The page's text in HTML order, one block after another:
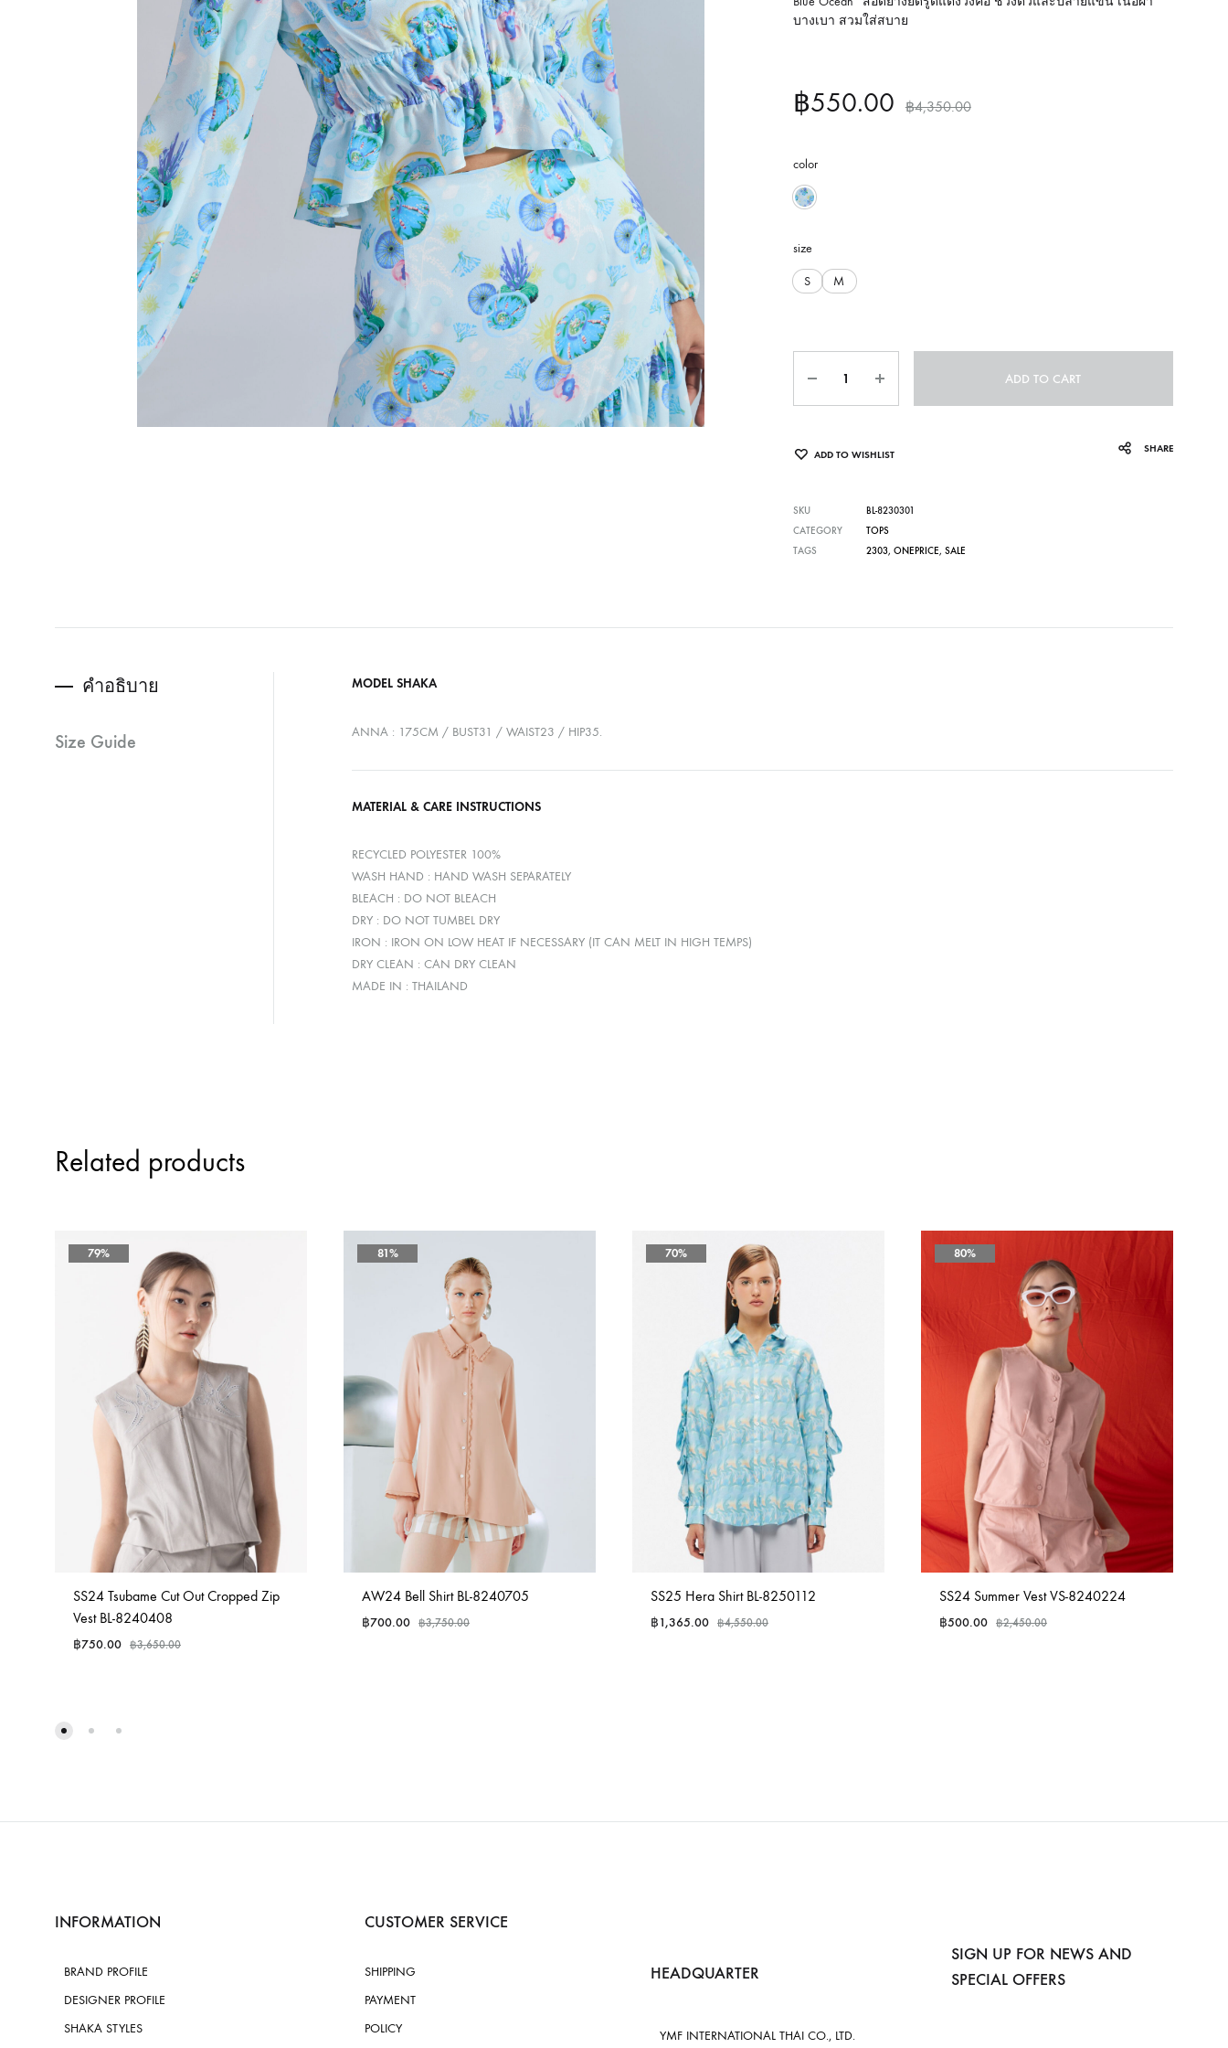
บางเบา สวมใส่สบาย
฿550.00 ฿4,350.00
color
Blue
size
S M
ADD TO CART
ADD TO WISHLIST
SHARE
SKU
BL-8230301
CATEGORY
TOPS
TAGS
2303, ONEPRICE, SALE
คำอธิบาย
Size Guide
MODEL SHAKA
ANNA : 175CM / BUST31 / WAIST23 / HIP35.
MATERIAL & CARE INSTRUCTIONS
RECYCLED POLYESTER 100%
WASH HAND : HAND WASH SEPARATELY
BLEACH : DO NOT BLEACH
DRY : DO NOT TUMBEL DRY
IRON : IRON ON LOW HEAT IF NECESSARY (IT CAN MELT IN HIGH TEMPS)
DRY CLEAN : CAN DRY CLEAN
MADE IN : THAILAND
Related products
79%
SS24 Tsubame Cut Out Cropped Zip
Vest BL-8240408
฿750.00 ฿3,650.00
81%
AW24 Bell Shirt BL-8240705
฿700.00 ฿3,750.00
70%
SS25 Hera Shirt BL-8250112
฿1,365.00 ฿4,550.00
80%
SS24 Summer Vest VS-8240224
฿500.00 ฿2,450.00
INFORMATION
BRAND PROFILE
DESIGNER PROFILE
SHAKA STYLES
CUSTOMER SERVICE
SHIPPING
PAYMENT
POLICY
HEADQUARTER
YMF INTERNATIONAL THAI CO., LTD.
SIGN UP FOR NEWS AND
SPECIAL OFFERS